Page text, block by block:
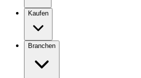
Kaufen
Branchen